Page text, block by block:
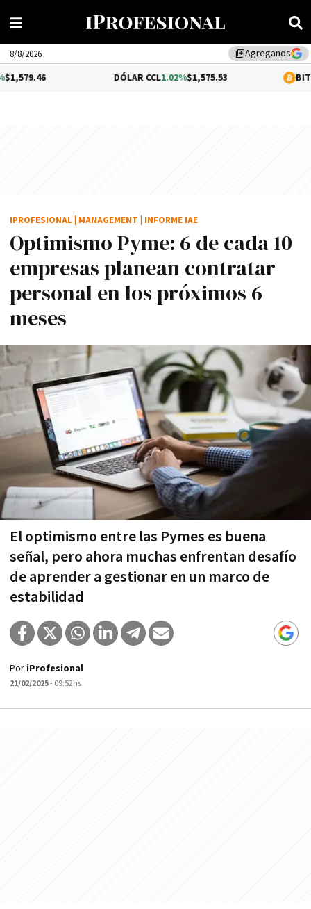
library_addAgreganos
8/8/2026
DÓLAR CCL1.02%$1,575.53 BITCOIN
Optimismo Pyme: 6 de cada 10
empresas planean contratar
personal en los próximos 6
meses
El optimismo entre las Pymes es buena
señal, pero ahora muchas enfrentan desafío
de aprender a gestionar en un marco de
estabilidad
IPROFESIONAL MANAGEMENT INFORME IAE
Por iProfesional
21/02/2025- 09:52hs